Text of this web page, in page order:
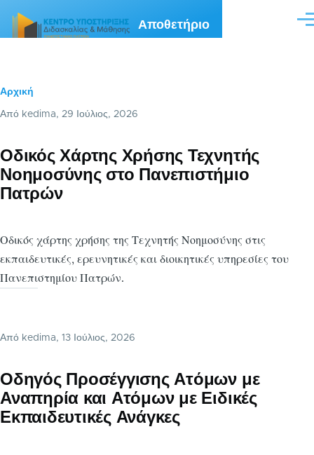
Αποθετήριο
Breadcrumb
Αρχική
Από kedima, 29 Ιούλιος, 2026
Οδικός Χάρτης Χρήσης Τεχνητής
Νοημοσύνης στο Πανεπιστήμιο
Πατρών
Οδικός χάρτης χρήσης της Τεχνητής Νοημοσύνης στις
εκπαιδευτικές, ερευνητικές και διοικητικές υπηρεσίες του
Πανεπιστημίου Πατρών.
Από kedima, 13 Ιούλιος, 2026
Οδηγός Προσέγγισης Ατόμων με
Αναπηρία και Ατόμων με Ειδικές
Εκπαιδευτικές Ανάγκες